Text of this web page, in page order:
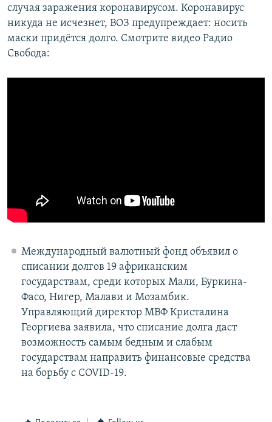
случая заражения коронавирусом. Коронавирус
никуда не исчезнет, ВОЗ предупреждает: носить
маски придётся долго. Смотрите видео Радио
Свобода:
Международный валютный фонд объявил о
списании долгов 19 африканским
государствам, среди которых Мали, Буркина-
Фасо, Нигер, Малави и Мозамбик.
Управляющий директор МВФ Кристалина
Георгиева заявила, что списание долга даст
возможность самым бедным и слабым
государствам направить финансовые средства
на борьбу с COVID-19.